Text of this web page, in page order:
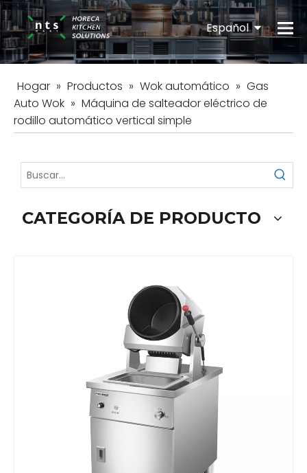
Español
English
Hogar » Productos » Wok automático » Gas
Auto Wok » Máquina de salteador eléctrico de
rodillo automático vertical simple
CATEGORÍA DE PRODUCTO